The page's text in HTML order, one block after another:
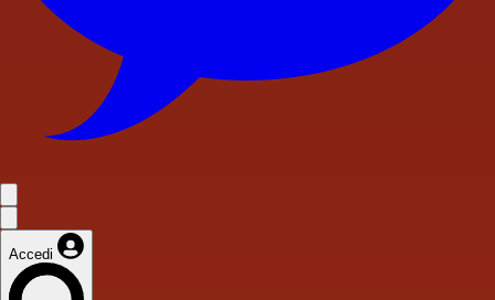
Accedi